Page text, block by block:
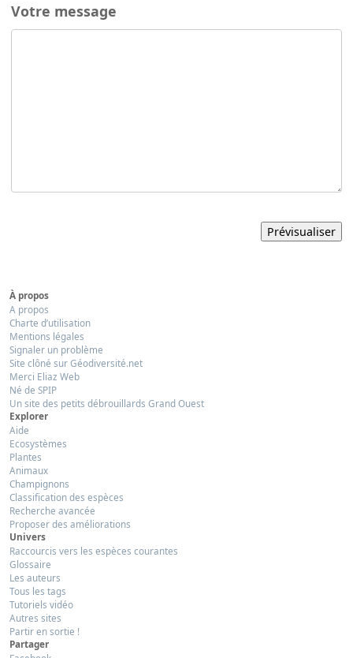
Votre message
À propos
A propos
Charte d’utilisation
Mentions légales
Signaler un problème
Site clôné sur Géodiversité.net
Merci Eliaz Web
Né de SPIP
Un site des petits débrouillards Grand Ouest
Explorer
Aide
Ecosystèmes
Plantes
Animaux
Champignons
Classification des espèces
Recherche avancée
Proposer des améliorations
Univers
Raccourcis vers les espèces courantes
Glossaire
Les auteurs
Tous les tags
Tutoriels vidéo
Autres sites
Partir en sortie !
Partager